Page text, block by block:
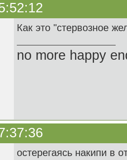
Как это "стервозное
no more happy
остерегаясь накипи в